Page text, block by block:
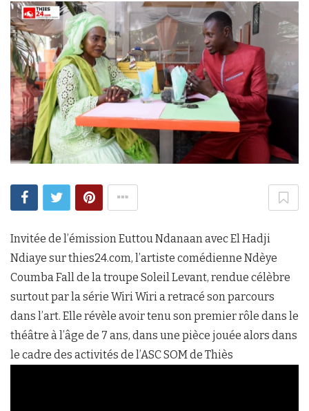
Invitée de l’émission Euttou Ndanaan avec El Hadji
Ndiaye sur thies24.com, l’artiste comédienne Ndèye
Coumba Fall de la troupe Soleil Levant, rendue célèbre
surtout par la série Wiri Wiri a retracé son parcours
dans l’art. Elle révèle avoir tenu son premier rôle dans le
théâtre à l’âge de 7 ans, dans une pièce jouée alors dans
le cadre des activités de l’ASC SOM de Thiès